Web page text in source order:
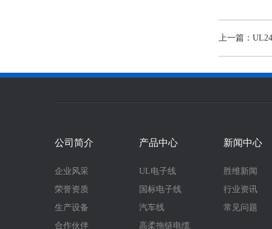
上一篇：
公司简介
企业风采
荣誉资质
生产设备
合作伙伴
产品中心
UL电子线
国标电子线
汽车线
高柔拖链电缆
新闻中心
胜维新闻
行业资讯
常见问题